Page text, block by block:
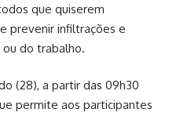
que quiserem
prevenir infiltrações e
do trabalho.
(28), a partir das 09h30
permite aos participantes